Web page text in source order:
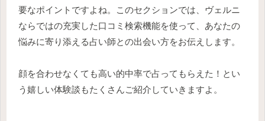
要なポイントですよね。このセクションでは、ヴェルニ
ならではの充実した口コミ検索機能を使って、あなたの
悩みに寄り添える占い師との出会い方をお伝えします。
顔を合わせなくても高い的中率で占ってもらえた！とい
う嬉しい体験談もたくさんご紹介していきますよ。